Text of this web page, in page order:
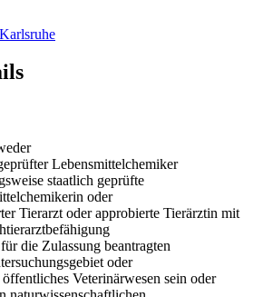
Lebensmittelchemiker
staatlich geprüfte
oder
Tierarzt oder approbierte Tierärztin mit
die Zulassung beantragten
oder
Veterinärwesen sein oder